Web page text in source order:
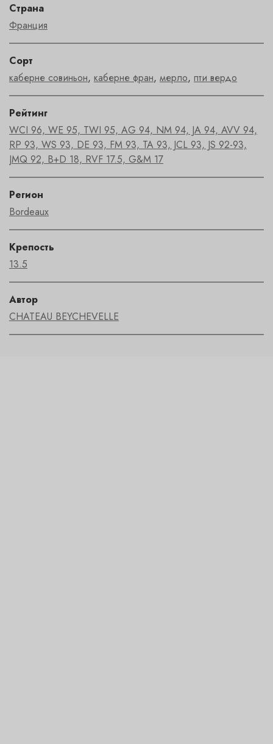
Страна
Франция
Сорт
каберне совиньон, каберне фран, мерло, пти вердо
Рейтинг
WCI 96, WE 95, TWI 95, AG 94, NM 94, JA 94, AVV 94,
RP 93, WS 93, DE 93, FM 93, TA 93, JCL 93, JS 92-93,
JMQ 92, B+D 18, RVF 17.5, G&M 17
Регион
Bordeaux
Крепость
13.5
Автор
CHATEAU BEYCHEVELLE